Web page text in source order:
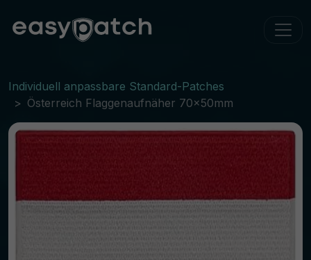
Individuell anpassbare Standard-Patches
Österreich Flaggenaufnäher 70x50mm